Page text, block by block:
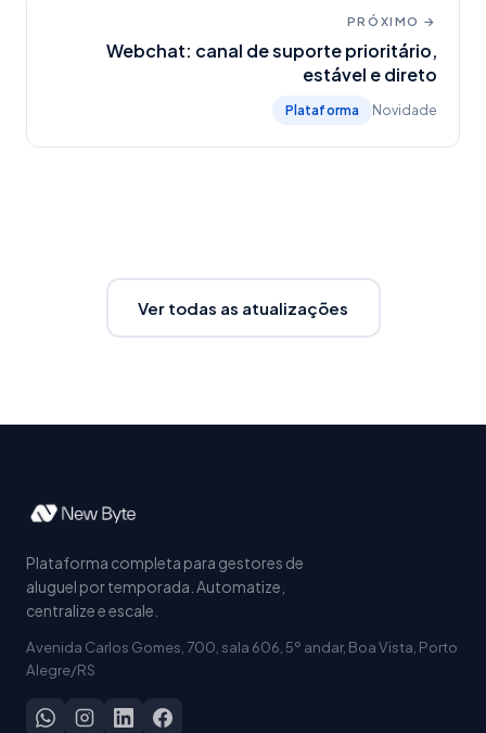
PRÓXIMO →
Webchat: canal de suporte prioritário,
estável e direto
Plataforma Novidade
Ver todas as atualizações
Plataforma completa para gestores de
aluguel por temporada. Automatize,
centralize e escale.
Avenida Carlos Gomes, 700, sala 606, 5º andar, Boa Vista, Porto
Alegre/RS